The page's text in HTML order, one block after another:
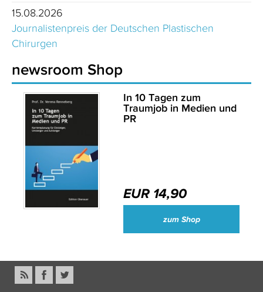
15.08.2026
Journalistenpreis der Deutschen Plastischen
Chirurgen
newsroom Shop
In 10 Tagen zum
Traumjob in Medien und
PR
EUR 14,90
zum Shop